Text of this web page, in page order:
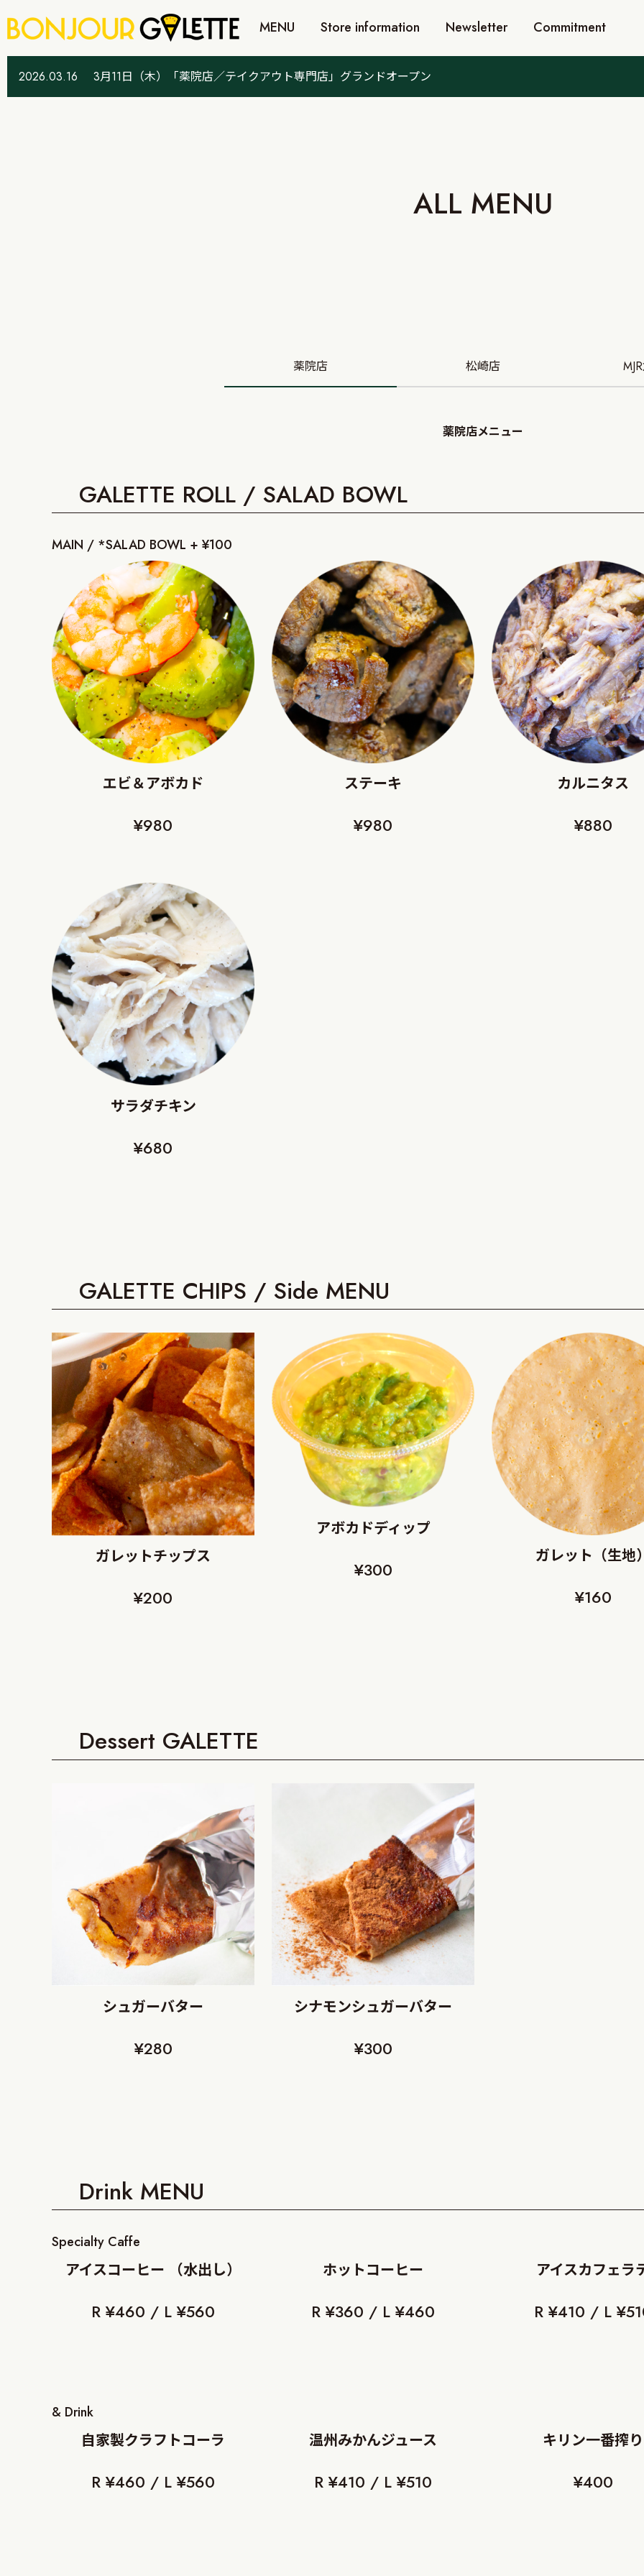
MENU Store information Newsletter Commitment
2026.03.16 3月11日（木）「薬院店／テイクアウト専門店」グランドオープン
ALL MENU
薬院店 松崎店
薬院店メニュー
GALETTE ROLL / SALAD BOWL
MAIN / *SALAD BOWL + ¥100
エビ＆アボカド
¥980
ステーキ
¥980
カルニタス
¥880
サラダチキン
¥680
GALETTE CHIPS / Side MENU
ガレットチップス
¥200
アボカドディップ
¥300
ガレット（生地
¥160
Dessert GALETTE
シュガーバター
¥280
シナモンシュガーバター
¥300
Drink MENU
Specialty Caffe
アイスコーヒー （水出し）
R ¥460 / L ¥560
ホットコーヒー
R ¥360 / L ¥460
アイスカフェラ
R ¥410 / L
& Drink
自家製クラフトコーラ
R ¥460 / L ¥560
温州みかんジュース
R ¥410 / L ¥510
キリン一番搾り
¥400